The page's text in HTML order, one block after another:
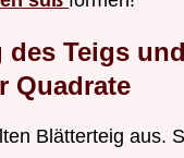
des Teigs und
Quadrate
Blätterteig aus.